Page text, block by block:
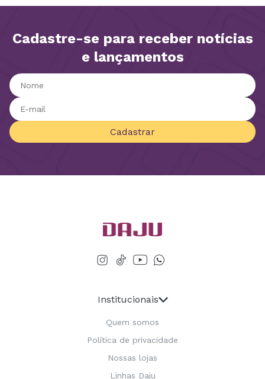
Cadastre-se para receber notícias
e lançamentos
Cadastrar
Institucionais
Quem somos
Política de privacidade
Nossas lojas
Linhas Daju